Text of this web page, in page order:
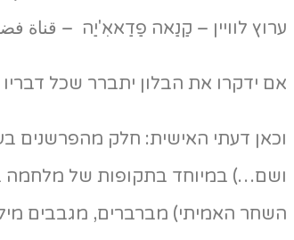
ערוץ לוויין – קַנַאה פַדַאאִ'יַה – قناة
אם ידקרו את הבלון יתברר שכל
וכאן דעתי האישית: חלק מהפרשנים
ושם…) במיוחד בתקופות של מלחמה
השחר האמיתי) מברברים, מגבבים